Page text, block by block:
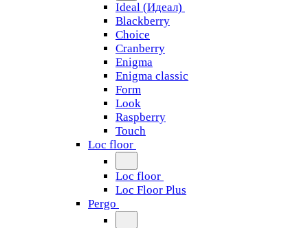
Ideal (Идеал)
Blackberry
Choice
Cranberry
Enigma
Enigma classic
Form
Look
Raspberry
Touch
Loc floor
Loc floor
Loc Floor Plus
Pergo